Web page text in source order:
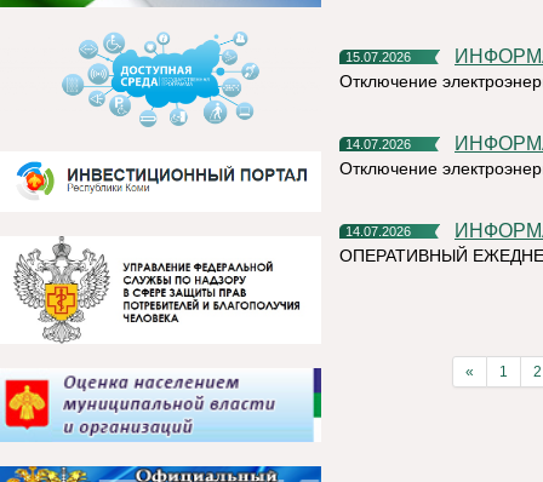
15.07.2026
Отключение
14.07.2026
Отключение
14.07.2026
ОПЕРАТИВНЫЙ
« 1 2